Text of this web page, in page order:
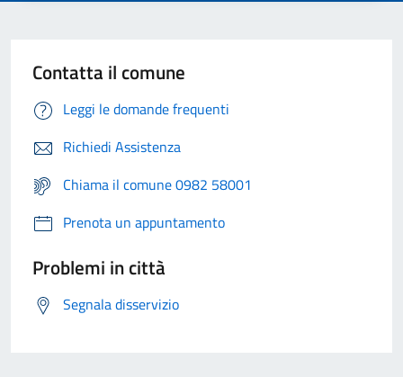
Contatta il comune
Leggi le domande frequenti
Richiedi Assistenza
Chiama il comune 0982 58001
Prenota un appuntamento
Problemi in città
Segnala disservizio